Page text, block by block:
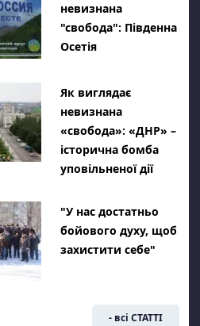
невизнана
"свобода": Південна
Осетія
Як виглядає
невизнана
«свобода»: «ДНР» –
історична бомба
уповільненої дії
"У нас достатньо
бойового духу, щоб
захистити себе"
- всі СТАТТІ